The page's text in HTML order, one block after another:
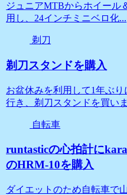
ジュニアMTBからホイール
用し、24インチミニベロ化...
剃刀
剃刀スタンドを購入
お盆休みを利用して1年ぶり
行き、剃刀スタンドを買い
自転車
runtasticの心拍計に
のHRM-10を購入
ダイエットのため自転車で